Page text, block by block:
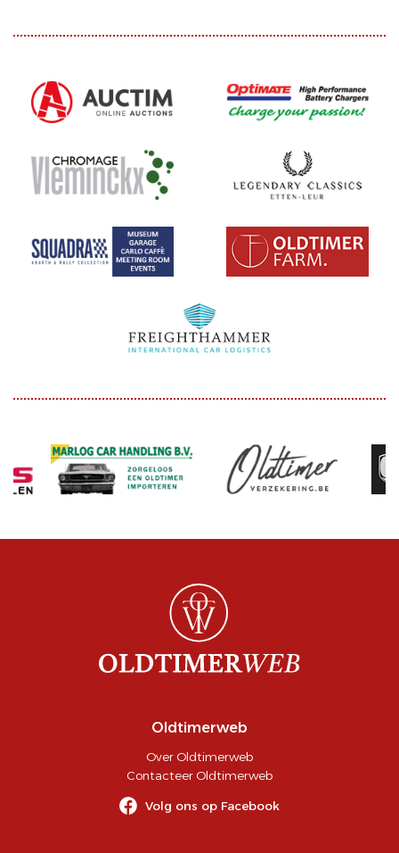
Oldtimerweb
Over Oldtimerweb
Contacteer Oldtimerweb
Volg ons op Facebook